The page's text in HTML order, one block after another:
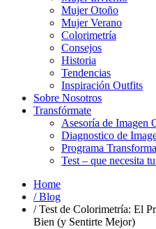
Mujer Otoño
Mujer Verano
Colorimetría
Consejos
Historia
Tendencias
Inspiración Outfits
Sobre Nosotros
Transfórmate
Asesoría de Imagen
Diagnostico de
Programa
Test – que necesita
Home
/ Blog
/ Test de Colorimetría: El
Bien (y Sentirte Mejor)